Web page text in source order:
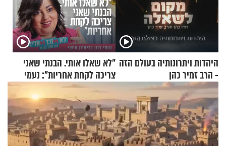
היהדות ויתרונותיה בעולם הזה
- הרב זמיר כהן
"לא שאלו אותי. הבנתי שאני
צריכה לקחת אחריות": נעמי
בנט בריאיון אישי